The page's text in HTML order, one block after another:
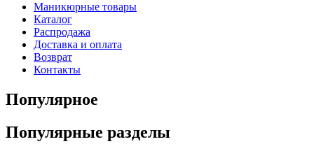
Маникюрные товары
Каталог
Распродажа
Доставка и оплата
Возврат
Контакты
Популярное
Популярные разделы